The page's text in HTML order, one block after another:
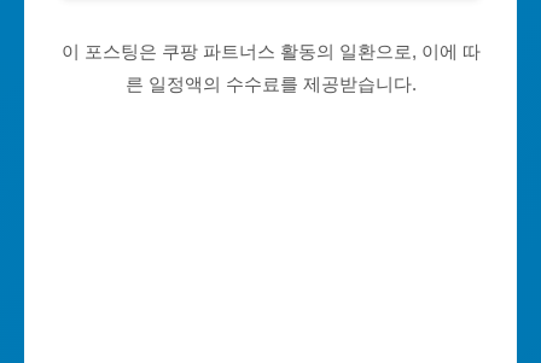
이 포스팅은 쿠팡 파트너스 활동의 일환으로, 이에 따
른 일정액의 수수료를 제공받습니다.